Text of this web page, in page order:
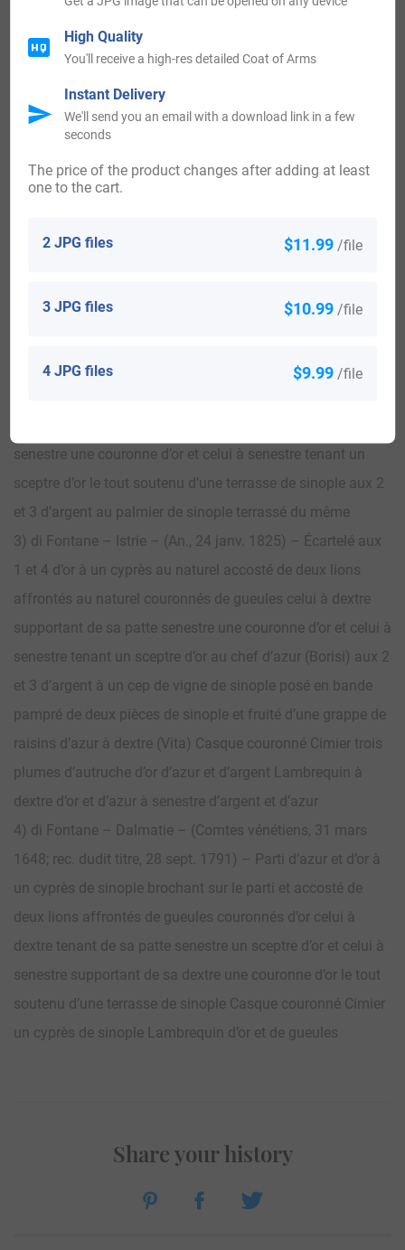
View All
Blazons & Genealogy Notes
1) Dalmatie – (Comtes, 29 déc. 1849) – D’or (souvent
affrontés au naturel couronnés de gueules celui à dextre
senestre tenant un sceptre d’or le tout soutenu d’une
2) Dalmatie – Écartelé aux 1 et 4 d’or à un cyprès au
senestre une couronne d’or et celui à senestre tenant un
sceptre d’or le tout soutenu d’une terrasse de sinople aux 2
et 3 d’argent au palmier de sinople terrassé du même
3) di Fontane – Istrie – (An., 24 janv. 1825) – Écartelé aux
1 et 4 d’or à un cyprès au naturel accosté de deux lions
affrontés au naturel couronnés de gueules celui à dextre
supportant de sa patte senestre une couronne d’or et celui à
senestre tenant un sceptre d’or au chef d’azur (Borisi) aux 2
et 3 d’argent à un cep de vigne de sinople posé en bande
pampré de deux pièces de sinople et fruité d’une grappe de
raisins d’azur à dextre (Vita) Casque couronné Cimier trois
plumes d’autruche d’or d’azur et d’argent Lambrequin à
dextre d’or et d’azur à senestre d’argent et d’azur
4) di Fontane – Dalmatie – (Comtes vénétiens, 31 mars
1648; rec. dudit titre, 28 sept. 1791) – Parti d’azur et d’or à
un cyprès de sinople brochant sur le parti et accosté de
deux lions affrontés de gueules couronnés d’or celui à
dextre tenant de sa patte senestre un sceptre d’or et celui à
senestre supportant de sa dextre une couronne d’or le tout
soutenu d’une terrasse de sinople Casque couronné Cimier
un cyprès de sinople Lambrequin d’or et de gueules
Share your history
2 JPG files $11.99 /file
3 JPG files $10.99 /file
4 JPG files $9.99 /file
The price of the product changes after adding at least
one to the cart.
High Quality
You'll receive a high-res detailed Coat of Arms
Instant Delivery
We'll send you an email with a download link in a few
seconds